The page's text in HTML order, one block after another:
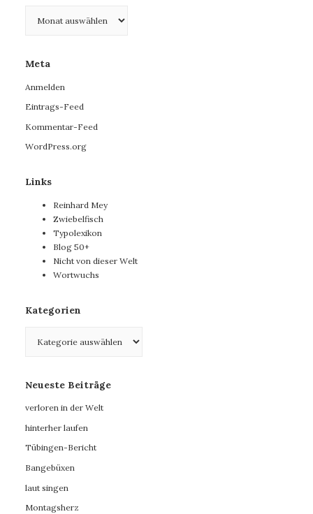
Meta
Anmelden
Eintrags-Feed
Kommentar-Feed
WordPress.org
Links
Reinhard Mey
Zwiebelfisch
Typolexikon
Blog 50+
Nicht von dieser Welt
Wortwuchs
Kategorien
Neueste Beiträge
verloren in der Welt
hinterher laufen
Tübingen-Bericht
Bangebüxen
laut singen
Montagsherz